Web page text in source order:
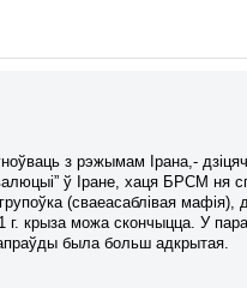
з рэжымам Ірана,-
ў Іране, хаця БРСМ
(сваеасаблівая
г. крыза можа скончыцца. У
была больш адкрытая.